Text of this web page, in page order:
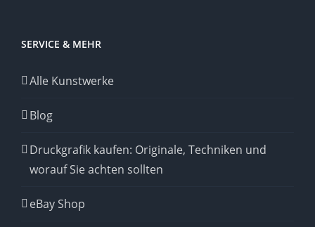
SERVICE & MEHR
Alle Kunstwerke
Blog
Druckgrafik kaufen: Originale, Techniken und
worauf Sie achten sollten
eBay Shop